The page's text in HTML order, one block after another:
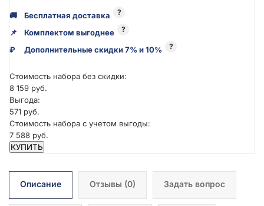
🚚 Бесплатная доставка ?
📌 Комплектом выгоднее ?
₽ Дополнительные скидки 7% и 10% ?
Стоимость набора без скидки:
8 159 руб.
Выгода:
571 руб.
Стоимость набора с учетом выгоды:
7 588 руб.
КУПИТЬ
Описание Отзывы (0) Задать вопрос